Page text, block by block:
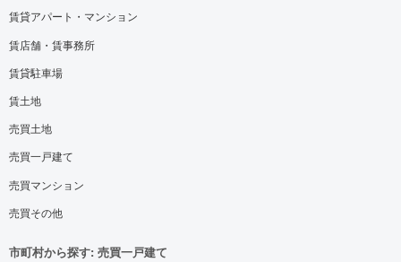
賃貸アパート・マンション
賃店舗・賃事務所
賃貸駐車場
賃土地
売買土地
売買一戸建て
売買マンション
売買その他
市町村から探す: 売買一戸建て